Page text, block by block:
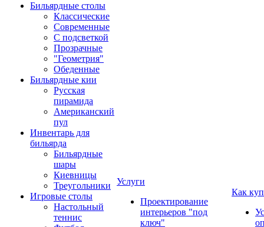
Бильярдные столы
Классические
Современные
С подсветкой
Прозрачные
"Геометрия"
Обеденные
Бильярдные кии
Русская
пирамида
Американский
пул
Инвентарь для
бильярда
Бильярдные
шары
Киевницы
Треугольники
Игровые столы
Настольный
теннис
Услуги
Проектирование
интерьеров "под
ключ"
Как